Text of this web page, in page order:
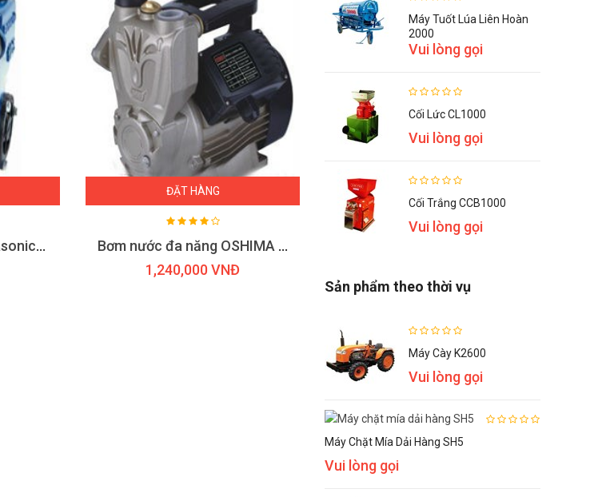
Bơm chân không Panasonic GP-129JX
ĐẶT HÀNG
Bơm nước đa năng OSHIMA 200
1,240,000 VNĐ
Máy Tuốt Lúa Liên Hoàn
2000
Vui lòng gọi
Cối Lức CL1000
Vui lòng gọi
Cối Trắng CCB1000
Vui lòng gọi
Sản phẩm theo thời vụ
Máy Cày K2600
Vui lòng gọi
Máy Chặt Mía Dải Hàng SH5
Vui lòng gọi